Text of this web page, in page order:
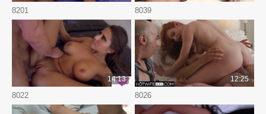
8201 8039
8022
14:13
8026
12:25